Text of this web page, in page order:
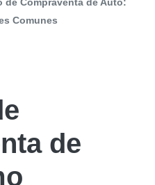
Comunes
de